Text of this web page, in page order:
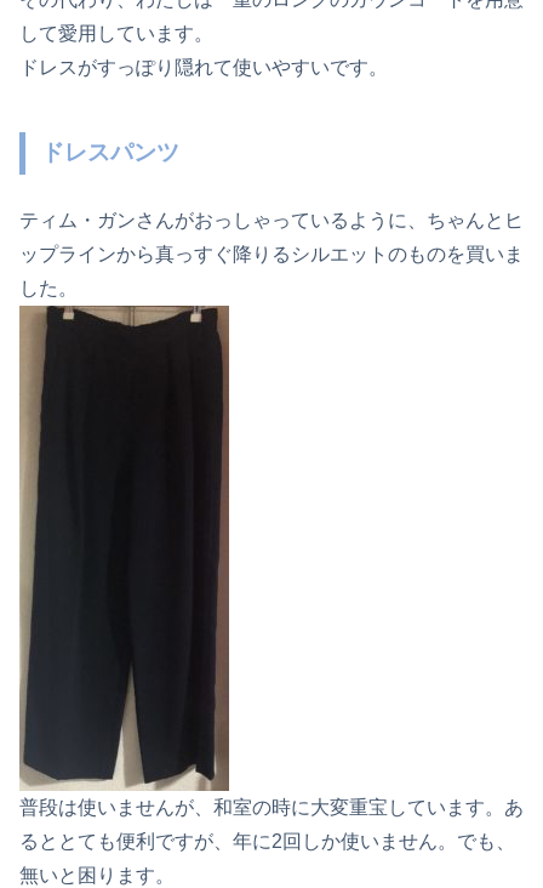
して愛用しています。
ドレスがすっぽり隠れて使いやすいです。
ドレスパンツ
ティム・ガンさんがおっしゃっているように、ちゃんとヒ
ップラインから真っすぐ降りるシルエットのものを買いま
した。
普段は使いませんが、和室の時に大変重宝しています。あ
るととても便利ですが、年に2回しか使いません。でも、
無いと困ります。